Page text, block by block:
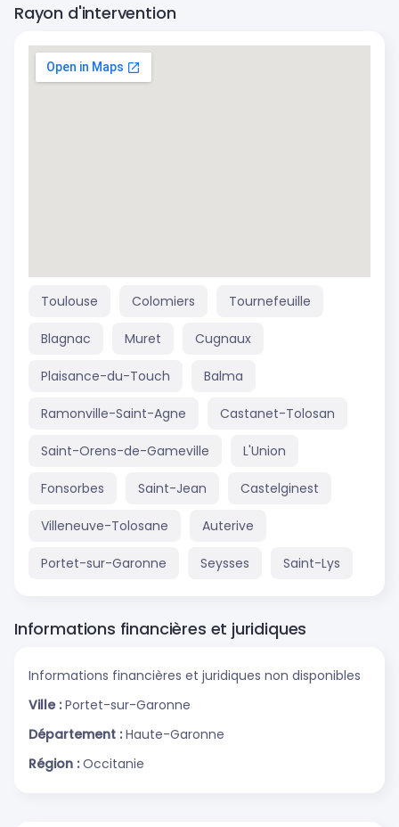
Rayon d'intervention
Toulouse Colomiers Tournefeuille
Blagnac Muret Cugnaux
Plaisance-du-Touch Balma
Ramonville-Saint-Agne Castanet-Tolosan
Saint-Orens-de-Gameville L'Union
Fonsorbes Saint-Jean Castelginest
Villeneuve-Tolosane Auterive
Portet-sur-Garonne Seysses Saint-Lys
Informations financières et juridiques
Informations financières et juridiques non disponibles
Ville : Portet-sur-Garonne
Département : Haute-Garonne
Région : Occitanie